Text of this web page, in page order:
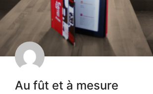
Au fût et à mesure